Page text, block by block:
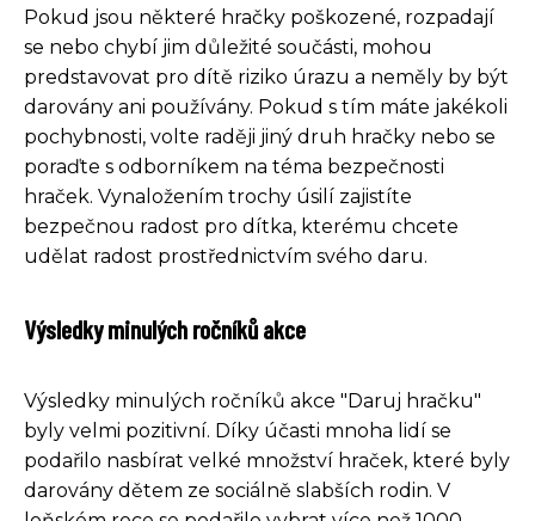
Pokud jsou některé hračky poškozené, rozpadají
se nebo chybí jim důležité součásti, mohou
predstavovat pro dítě riziko úrazu a neměly by být
darovány ani používány. Pokud s tím máte jakékoli
pochybnosti, volte raději jiný druh hračky nebo se
poraďte s odborníkem na téma bezpečnosti
hraček. Vynaložením trochy úsilí zajistíte
bezpečnou radost pro dítka, kterému chcete
udělat radost prostřednictvím svého daru.
Výsledky minulých ročníků akce
Výsledky minulých ročníků akce "Daruj hračku"
byly velmi pozitivní. Díky účasti mnoha lidí se
podařilo nasbírat velké množství hraček, které byly
darovány dětem ze sociálně slabších rodin. V